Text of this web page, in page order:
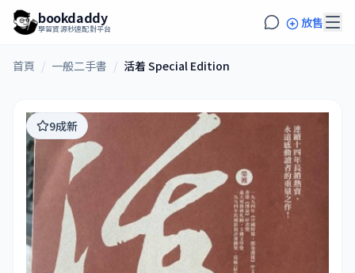
bookdaddy
學習資源秒速配對平台 放售
首頁 / 一般二手書 / 活着 Special Edition
9成新